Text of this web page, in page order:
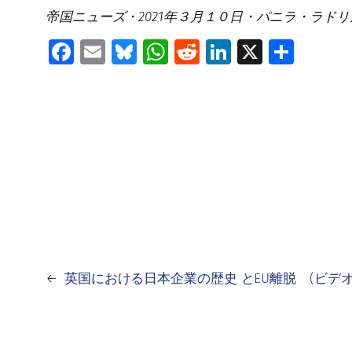
帝国ニューズ・2021年３月１０日・パニラ・ラド
Facebook
EmailBluesky
WhatsApp
RedditLinkedIn
X
← 英国における日本企業の歴史 とEU離脱 (ビデ